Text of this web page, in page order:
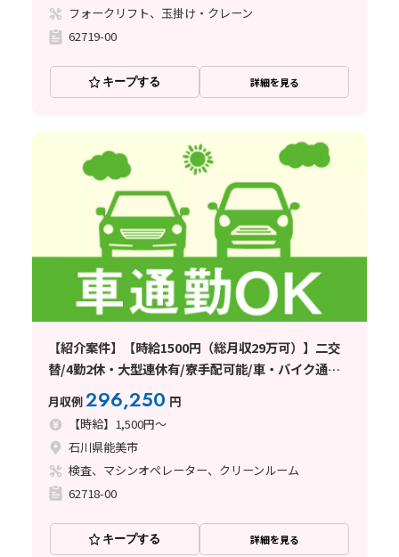
フォークリフト、玉掛け・クレーン
62719-00
キープする 詳細を見る
【紹介案件】【時給1500円（総月収29万可）】二交
替/4勤2休・大型連休有/寮手配可能/車・バイク通勤
月収例296,250 円
【時給】1,500円～
石川県能美市
検査、マシンオペレーター、クリーンルーム
62718-00
キープする 詳細を見る